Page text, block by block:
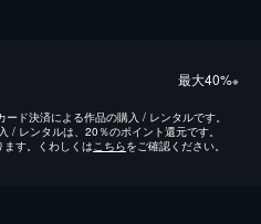
最⼤40%※
ド決済による作品の購入 / レンタルです。
/ レンタルは、20％のポイント還元です。
す。くわしくはこちらをご確認ください。